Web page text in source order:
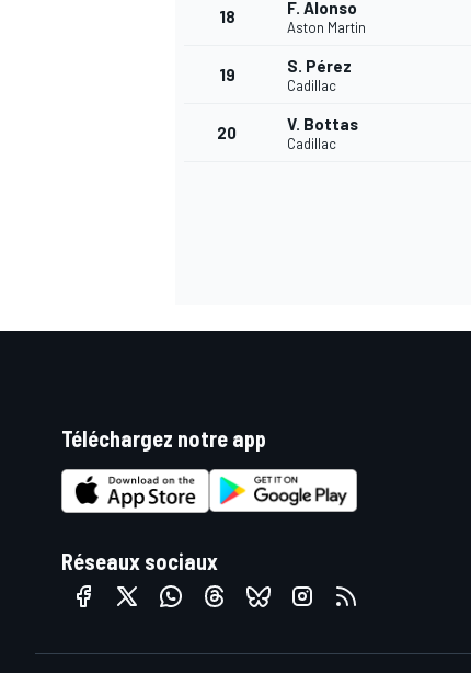
18 F. Alonso
Aston Martin
19 S. Pérez
Cadillac
20 V. Bottas
Cadillac
Téléchargez notre app
Réseaux sociaux